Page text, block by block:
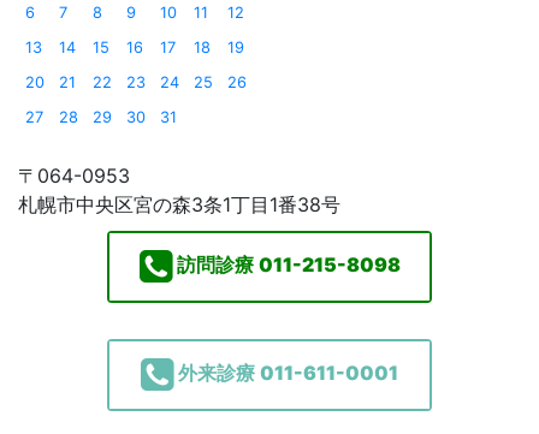
6
7 8 9 10 11
12
13
14 15 16 17 18
19
20
21 22 23 24 25
26
27
28 29 30 31
〒064-0953
札幌市中央区宮の森3条1丁目1番38号
訪問診療 011-215-8098
外来診療 011-611-0001